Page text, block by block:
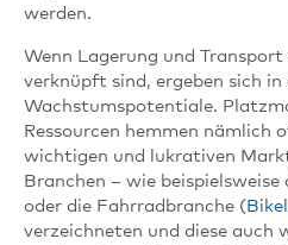
werden.
Wenn Lagerung und
verknüpft sind, ergeben sich in
Wachstumspotentiale.
Ressourcen hemmen nämlich
wichtigen und lukrativen
Branchen – wie
oder die Fahrradbranche (
verzeichneten und diese auch